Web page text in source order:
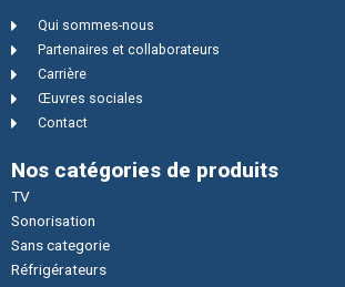
Qui sommes-nous
Partenaires et collaborateurs
Carrière
Œuvres sociales
Contact
Nos catégories de produits
TV
Sonorisation
Sans categorie
Réfrigérateurs